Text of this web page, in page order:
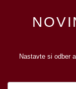
Nastavte si odber